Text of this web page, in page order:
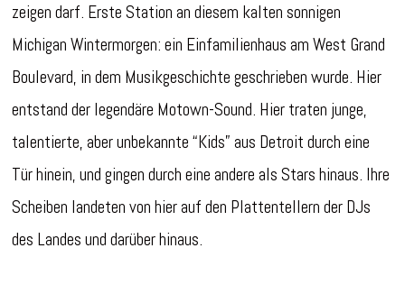
zeigen darf. Erste Station an diesem kalten sonnigen
Michigan Wintermorgen: ein Einfamilienhaus am West Grand
Boulevard, in dem Musikgeschichte geschrieben wurde. Hier
entstand der legendäre Motown-Sound. Hier traten junge,
talentierte, aber unbekannte “Kids” aus Detroit durch eine
Tür hinein, und gingen durch eine andere als Stars hinaus. Ihre
Scheiben landeten von hier auf den Plattentellern der DJs
des Landes und darüber hinaus.